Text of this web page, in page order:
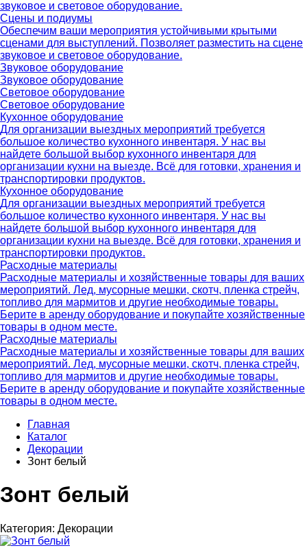
звуковое и световое оборудование.
Сцены и подиумы
Обеспечим ваши мероприятия устойчивыми крытыми
сценами для выступлений. Позволяет разместить на сцене
звуковое и световое оборудование.
Звуковое оборудование
Звуковое оборудование
Световое оборудование
Световое оборудование
Кухонное оборудование
Для организации выездных мероприятий требуется
большое количество кухонного инвентаря. У нас вы
найдете большой выбор кухонного инвентаря для
организации кухни на выезде. Всё для готовки, хранения и
транспортировки продуктов.
Кухонное оборудование
Для организации выездных мероприятий требуется
большое количество кухонного инвентаря. У нас вы
найдете большой выбор кухонного инвентаря для
организации кухни на выезде. Всё для готовки, хранения и
транспортировки продуктов.
Расходные материалы
Расходные материалы и хозяйственные товары для ваших
мероприятий. Лед, мусорные мешки, скотч, пленка стрейч,
топливо для мармитов и другие необходимые товары.
Берите в аренду оборудование и покупайте хозяйственные
товары в одном месте.
Расходные материалы
Расходные материалы и хозяйственные товары для ваших
мероприятий. Лед, мусорные мешки, скотч, пленка стрейч,
топливо для мармитов и другие необходимые товары.
Берите в аренду оборудование и покупайте хозяйственные
товары в одном месте.
Главная
Каталог
Декорации
Зонт белый
Зонт белый
Категория: Декорации